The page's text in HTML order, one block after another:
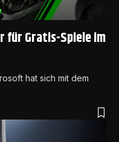
für Gratis-Spiele im
hat sich mit dem